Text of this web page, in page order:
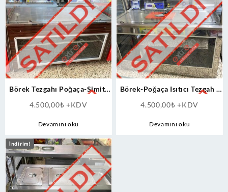
Börek Tezgahı Poğaça-Simit-
4.500,00₺ +KDV
Devamını oku
Börek-Poğaça Isıtıcı Tezgah -
4.500,00₺ +KDV
Devamını oku
İndirim!